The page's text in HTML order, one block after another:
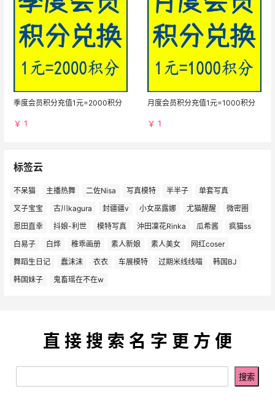
季度会员积分充值1元=2000积分
￥ 1
月度会员积分充值1元=1000积分
￥ 1
标签云
不呆猫 主播热舞 二佐Nisa 写真模特 半半子
单套写真
叉子宝宝
古川kagura 封疆疆v 小女巫露娜 尤猫醒醒
微密圈
恩田直幸
抖娘-利世 模特写真 沖田凜花Rinka 瓜希酱
疯猫ss
白易子
白烨 稚乖画册 素人新娘 素人美女
网红coser
舞蹈生日记
蠢沫沫 衣衣 车展模特 过期米线线喵
韩国BJ
韩国妹子
鬼畜瑶在不在w
直 接 搜 索 名 字 更 方 便